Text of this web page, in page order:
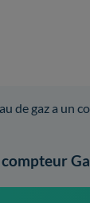
de gaz a un